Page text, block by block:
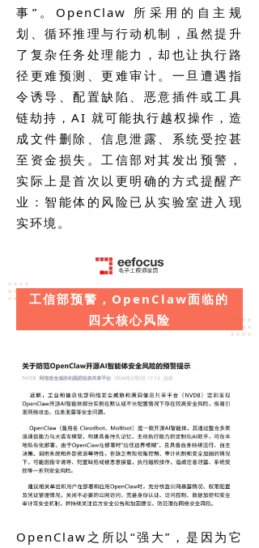
事”。OpenClaw 所采用的自主规
划、循环推理与行动机制，虽然提升
了复杂任务处理能力，却也让执行路
径更难预测、更难审计。一旦遭遇指
令诱导、配置缺陷、恶意插件或工具
链劫持，AI 就可能执行越权操作，造
成文件删除、信息泄露、系统受控甚
至资金损失。工信部对其发出预警，
实际上是首次以更明确的方式提醒产
业：智能体的风险已从实验室进入现
实环境。
工信部预警，OpenClaw面临的
四大核心风险
OpenClaw之所以“强大”，是因为它